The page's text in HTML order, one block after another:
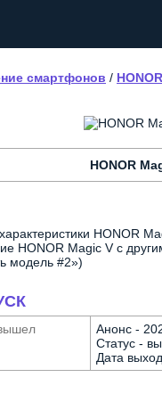
смартфонов / HONOR
HONOR
HONOR
HONOR Magic V с
модель #2»)
Анонс -
Статус -
Дата